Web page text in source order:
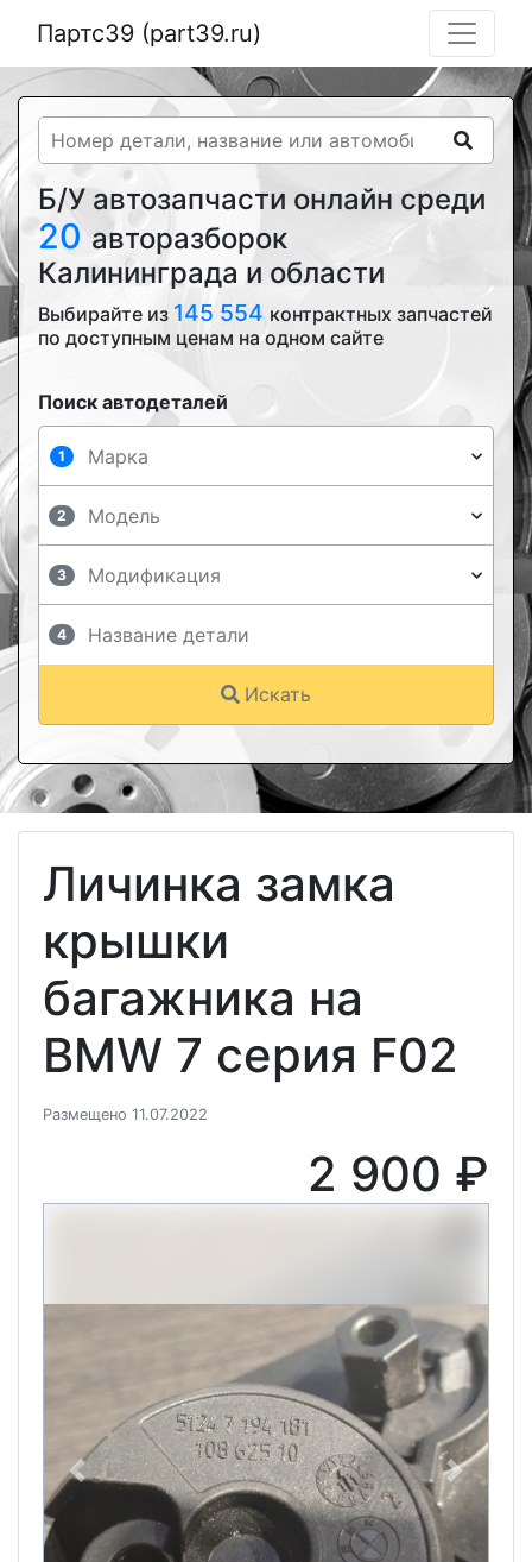
Партс39 (part39.ru)
Б/У автозапчасти онлайн среди
20 авторазборок
Калининграда и области
Выбирайте из 145 554 контрактных запчастей
по доступным ценам на одном сайте
Поиск автодеталей
1
2
3
4
Искать
Личинка замка
крышки
багажника на
BMW 7 серия F02
Размещено 11.07.2022
2 900 ₽
Previous Next